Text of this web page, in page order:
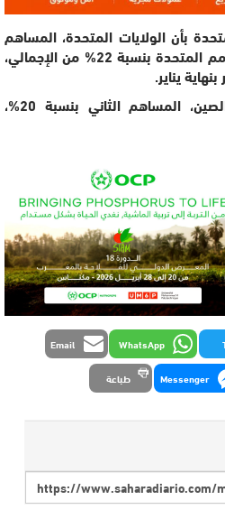
بأن الولايات المتحدة، المساهم
الأكبر في الميزانية العادية للأمم المتحدة بنسبة 22% من الإجمالي،
وفي عام 2024، لم تدفع الصين، المساهم الثاني بنسبة 20%،
WhatsApp
Email
Messenger طباعة